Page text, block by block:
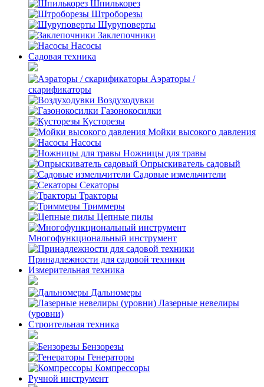
Шпилькорез
Штроборезы
Шуруповерты
Заклепочники
Насосы
Садовая техника
Аэраторы /
скарификаторы
Воздуходувки
Газонокосилки
Кусторезы
Мойки высокого давления
Насосы
Ножницы для травы
Опрыскиватель садовый
Садовые измельчители
Секаторы
Тракторы
Триммеры
Цепные пилы
Многофункциональный инструмент
Принадлежности для садовой техники
Измерительная техника
Дальномеры
Лазерные невелиры
(уровни)
Строительная техника
Бензорезы
Генераторы
Компрессоры
Ручной инструмент